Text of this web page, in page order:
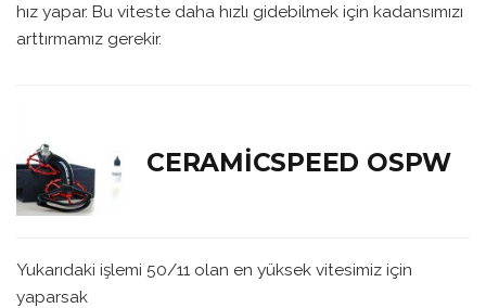
hız yapar. Bu viteste daha hızlı gidebilmek için kadansımızı
arttırmamız gerekir.
CERAMICSPEED OSPW
Yukarıdaki işlemi 50/11 olan en yüksek vitesimiz için
yaparsak